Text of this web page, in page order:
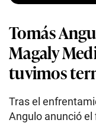
Tomás
Magaly
tuvimos
Tras el
Angulo anunció